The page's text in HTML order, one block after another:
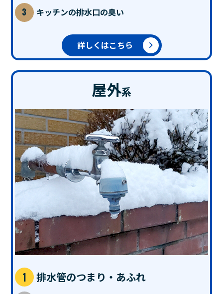
キッチンの排水口の臭い
詳しくはこちら
屋外系
排水管のつまり・あふれ